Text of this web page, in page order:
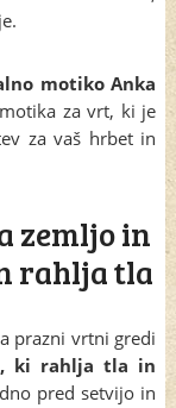
motiko Anka
za vrt, ki je
za vaš hrbet in
zemljo in
rahlja tla
prazni vrtni gredi
ki rahlja tla in
pred setvijo in